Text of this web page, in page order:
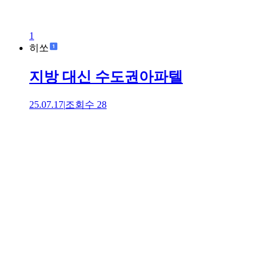
1
히쏘
지방 대신 수도권아파텔
25.07.17|조회수 28